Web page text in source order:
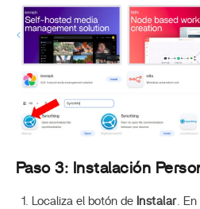
Paso 3: Instalación
Localiza el botón de Instalar. En